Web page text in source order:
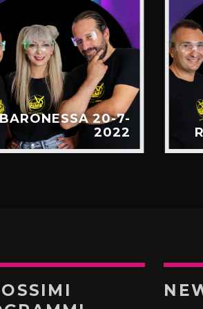
20-7-
2022